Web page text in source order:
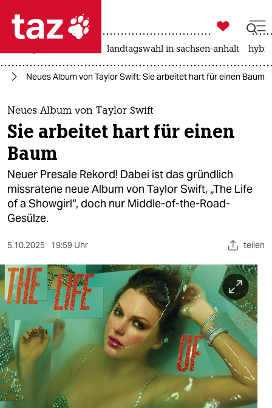
 taz zahl ich
taz zahl ich
themen
politik
öko
gesellschaft
kultur
sport
berlin
nord
wahrheit
verlag
verlag
veranstaltungen

taz zahl ich
landtagswahl in sachsen-anhalt
Neues Album von Taylor Swift: Sie arbeitet hart für einen Baum
Neues Album von Taylor Swift
Sie arbeitet hart für einen
Baum
Neuer Presale Rekord! Dabei ist das gründlich
missratene neue Album von Taylor Swift, „The Life
of a Showgirl“, doch nur Middle-of-the-Road-
Gesülze.
5.10.2025 19:59 Uhr teilen